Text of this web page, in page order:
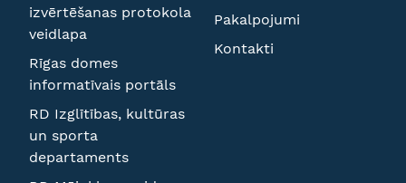
izvērtēšanas protokola
veidlapa
Rīgas domes
informatīvais portāls
RD Izglītības, kultūras
un sporta
departaments
Pakalpojumi
Kontakti